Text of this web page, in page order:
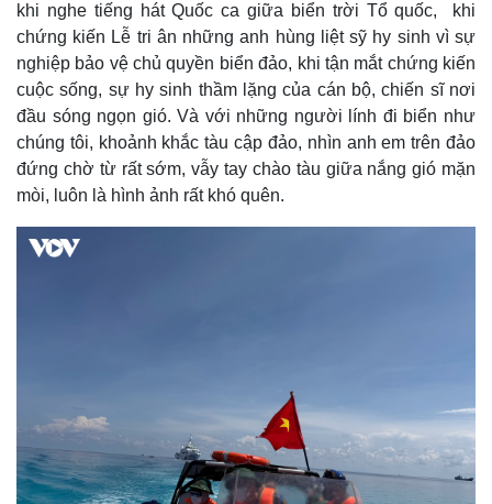
khi nghe tiếng hát Quốc ca giữa biển trời Tổ quốc, khi
chứng kiến Lễ tri ân những anh hùng liệt sỹ hy sinh vì sự
nghiệp bảo vệ chủ quyền biển đảo, khi tận mắt chứng kiến
cuộc sống, sự hy sinh thầm lặng của cán bộ, chiến sĩ nơi
đầu sóng ngọn gió. Và với những người lính đi biển như
chúng tôi, khoảnh khắc tàu cập đảo, nhìn anh em trên đảo
đứng chờ từ rất sớm, vẫy tay chào tàu giữa nắng gió mặn
mòi, luôn là hình ảnh rất khó quên.